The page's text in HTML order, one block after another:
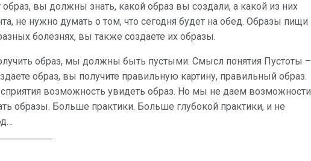
вы должны знать, какой образ вы создали, а какой из них
не нужно думать о том, что сегодня будет на обед. Образы пищи
болезнях, вы также создаете их образы.
образ, мы должны быть пустыми. Смысл понятия Пустоты –
образ, вы получите правильную картину, правильный образ.
возможность увидеть образ. Но мы не даем возможности
образы. Больше практики. Больше глубокой практики, и не